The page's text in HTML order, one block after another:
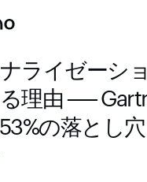
ライゼーシ
理由 ──
の落とし